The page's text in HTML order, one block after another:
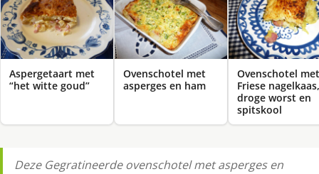
Aspergetaart met
“het witte goud”
Ovenschotel met
asperges en ham
Ovenschotel met
Friese nagelkaas,
droge worst en
spitskool
Deze Gegratineerde ovenschotel met asperges en